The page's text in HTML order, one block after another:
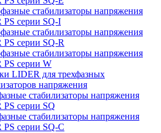
стабилизаторы напряжения
серии SQ-I
стабилизаторы напряжения
серии SQ-R
стабилизаторы напряжения
серии W
LIDER для трехфазных
напряжения
стабилизаторы напряжения
серии SQ
стабилизаторы напряжения
серии SQ-C